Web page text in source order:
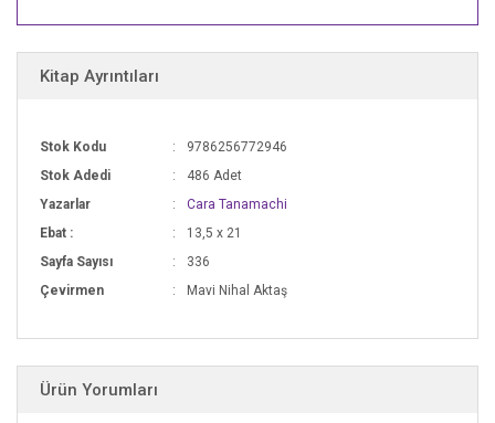
kaptırmak üzere olduğunu fark ettiğinde her şey için
“Nami’yle Jae’nin aşk hikâyesi hepimizin bağ kurabileceği sevimli aile
dinamikleri üzerine inşa edilmiş. Aralarındaki kimya sayesinde kendinizi
sayfaları çevirmekten alamayacaksınız.”
“Zekice atışmalar, sarhoş dansları ve şakalarıyla Tanamachi’nin aşırı
Kitap Ayrıntıları
Stok Kodu
9786256772946
Stok Adedi
486 Adet
Yazarlar
Cara Tanamachi
Ebat :
13,5 x 21
Sayfa Sayısı
336
Çevirmen
Mavi Nihal Aktaş
Ürün Yorumları